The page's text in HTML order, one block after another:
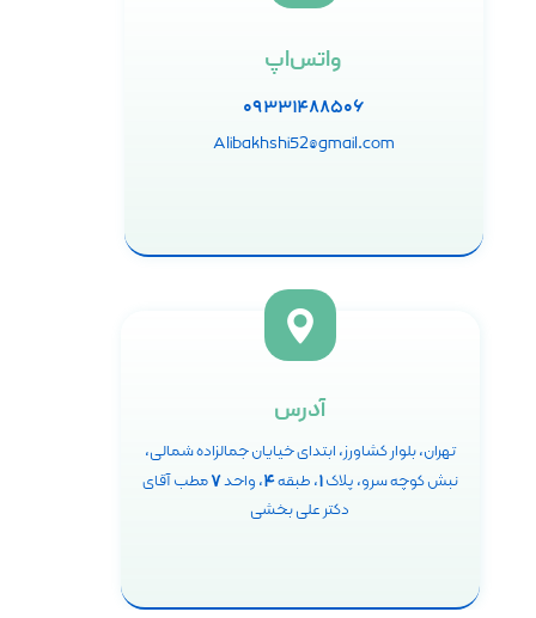
واتس‌اپ
۰۹۳۳۱۴۸۸۵۰۶
Alibakhshi52@gmail.com
آدرس
تهران، بلوار کشاورز، ابتدای خیایان جمالزاده شمالی،
نبش کوچه سرو، پلاک۱، طبقه۴، واحد۷مطب آقای
دکتر علی بخشی